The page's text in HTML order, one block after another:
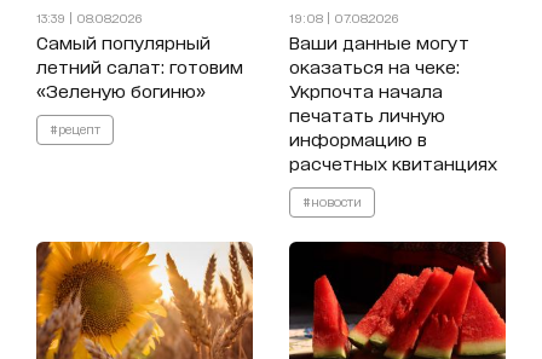
13:39 | 08.08.2026
Самый популярный
летний салат: готовим
«Зеленую богиню»
#рецепт
19:08 | 07.08.2026
Ваши данные могут
оказаться на чеке:
Укрпочта начала
печатать личную
информацию в
расчетных квитанциях
#новости